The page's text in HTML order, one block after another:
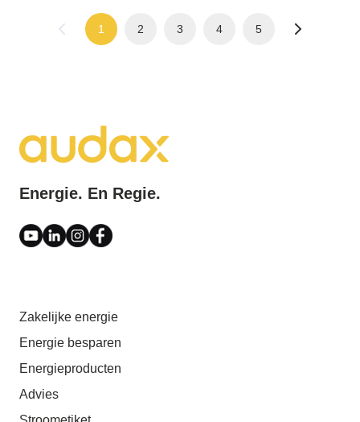
1 2 3 4 5
Energie. En Regie.
Zakelijke energie
Energie besparen
Energieproducten
Advies